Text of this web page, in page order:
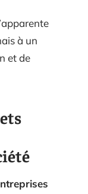
à un
et de